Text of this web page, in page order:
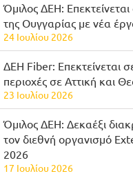
Όμιλος ΔΕΗ:
της Ουγγαρίας με νέα
24 Ιουλίου 2026
ΔΕΗ Fiber: Επεκτείνεται
περιοχές σε Αττική και
23 Ιουλίου 2026
Όμιλος ΔΕΗ: Δεκαέξι
τον διεθνή οργανισμό
2026
17 Ιουλίου 2026